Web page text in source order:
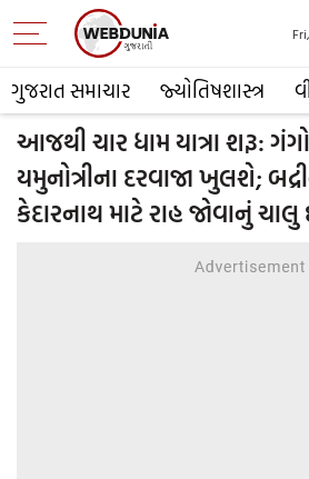
ગુજરાત સમાચાર જ્યોતિષશાસ્ત્ર
આજથી ચાર ધામ યાત્રા શરૂ:
યમુનોત્રીના દરવાજા ખુલશે;
કેદારનાથ માટે રાહ જોવાનું